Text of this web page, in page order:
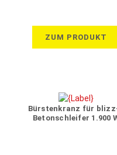
ZUM PRODUKT
Bürstenkranz für
Betonschleifer 1.900